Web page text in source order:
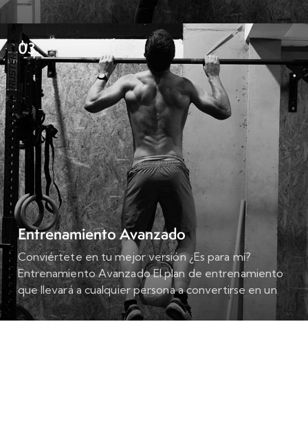
duro y no adecuado para todos,…
03.
Entrenamiento Avanzado
Conviértete en tu mejor versión ¿Es para mí?
Entrenamiento Avanzado El plan de entrenamiento
que llevará a cualquier persona a convertirse en un
gran atleta. Antiguos deportistas Si has practicado…